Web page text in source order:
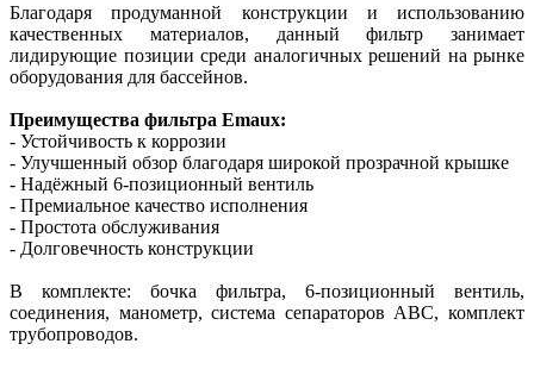
Благодаря продуманной конструкции и использованию
качественных материалов, данный фильтр занимает
лидирующие позиции среди аналогичных решений на рынке
оборудования для бассейнов.
Преимущества фильтра Emaux:
- Устойчивость к коррозии
- Улучшенный обзор благодаря широкой прозрачной крышке
- Надёжный 6-позиционный вентиль
- Премиальное качество исполнения
- Простота обслуживания
- Долговечность конструкции
В комплекте: бочка фильтра, 6-позиционный вентиль,
соединения, манометр, система сепараторов АВС, комплект
трубопроводов.